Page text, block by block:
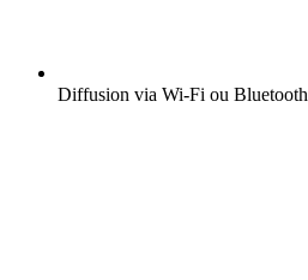
Diffusion via Wi-Fi ou Bluetooth